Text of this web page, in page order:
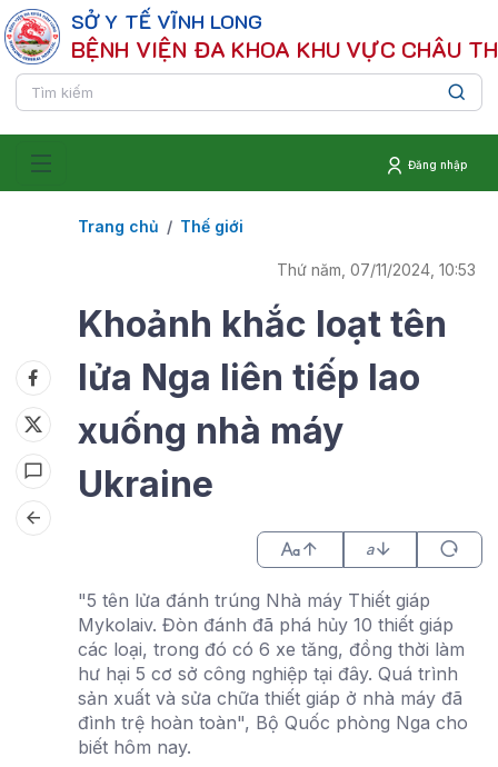
SỞ Y TẾ VĨNH LONG
BỆNH VIỆN ĐA KHOA KHU VỰC CHÂU
Đăng nhập
Trang chủ Thế giới
Thứ năm, 07/11/2024, 10:53
Khoảnh khắc loạt tên
lửa Nga liên tiếp lao
xuống nhà máy
Ukraine
a
"5 tên lửa đánh trúng Nhà máy Thiết giáp
Mykolaiv. Đòn đánh đã phá hủy 10 thiết giáp
các loại, trong đó có 6 xe tăng, đồng thời làm
hư hại 5 cơ sở công nghiệp tại đây. Quá trình
sản xuất và sửa chữa thiết giáp ở nhà máy đã
đình trệ hoàn toàn", Bộ Quốc phòng Nga cho
biết hôm nay.